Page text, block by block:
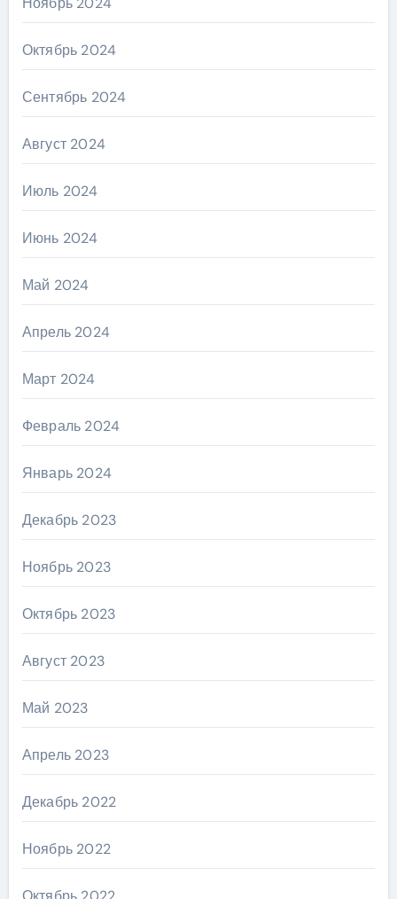
Октябрь 2024
Сентябрь 2024
Август 2024
Июль 2024
Июнь 2024
Май 2024
Апрель 2024
Март 2024
Февраль 2024
Январь 2024
Декабрь 2023
Ноябрь 2023
Октябрь 2023
Август 2023
Май 2023
Апрель 2023
Декабрь 2022
Ноябрь 2022